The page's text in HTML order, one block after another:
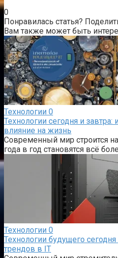
0
Понравилась статья?
Вам также может быть
Технологии 0
Технологии сегодня и
влияние на жизнь
Современный мир строится
года в год становятся всё
Технологии 0
Технологии будущего
трендов в IT